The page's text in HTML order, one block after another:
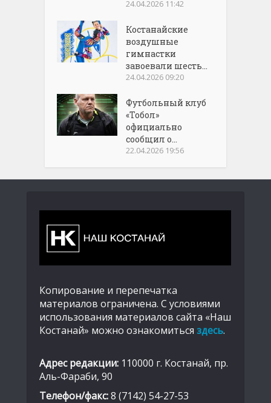
24.04.2026 11:42
Костанайские
воздушные
гимнастки
завоевали шесть...
24.04.2026 09:20
Футбольный клуб
«Тобол»
официально
сообщил о...
22.04.2026 19:56
Копирование и перепечатка
материалов ограничена. С условиями
использования материалов сайта «Наш
Костанай» можно ознакомиться здесь.
Адрес редакции: 110000 г. Костанай, пр.
Аль-Фараби, 90
Телефон/факс:8 (7142) 54-27-53